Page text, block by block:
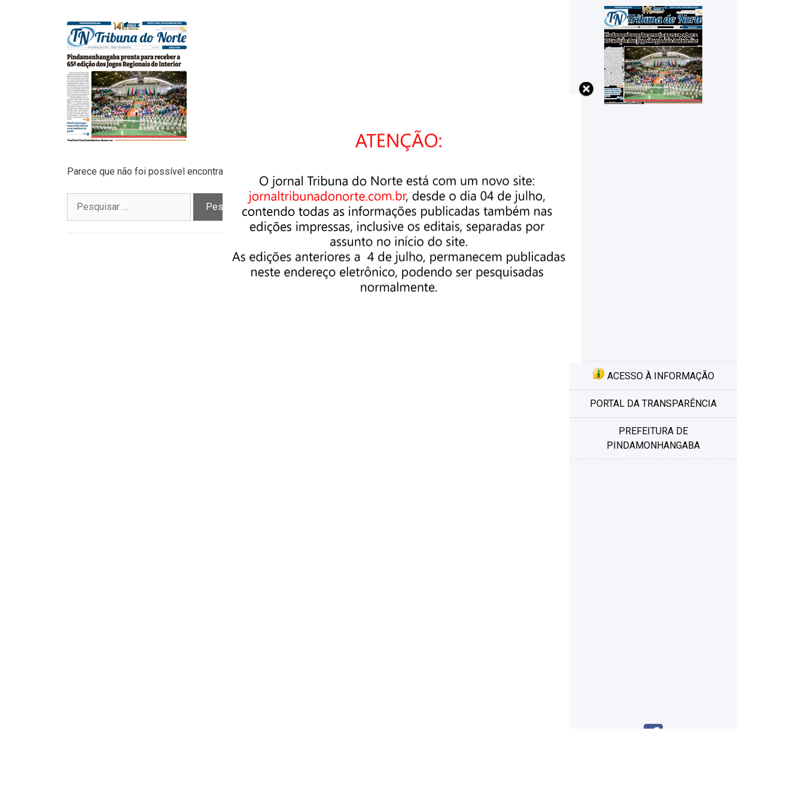
Parece que não foi possível encontrar o que você está buscando. Talvez uma pesquisa possa ajudar.
por:
ACESSO À INFORMAÇÃO
PORTAL DA TRANSPARÊNCIA
PREFEITURA DE
PINDAMONHANGABA